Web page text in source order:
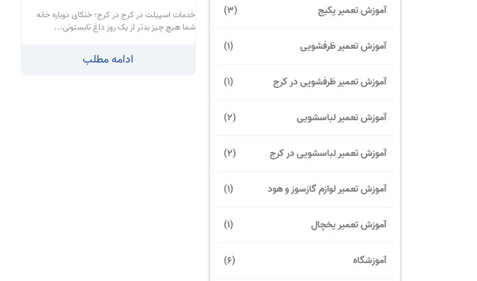
آموزش تعمیر پکیج (3)
آموزش تعمیر ظرفشویی (1)
آموزش تعمیر ظرفشویی در کرج (1)
آموزش تعمیر لباسشویی (2)
آموزش تعمیر لباسشویی در کرج (2)
آموزش تعمیر لوازم گازسوز و هود (1)
آموزش تعمیر یخچال (1)
آموزشگاه (6)
خدمات اسپیلت در کرج در کرج؛ خنکای دوباره خانه
شما هیچ چیز بدتر از یک روز داغ تابستونی...
ادامه مطلب